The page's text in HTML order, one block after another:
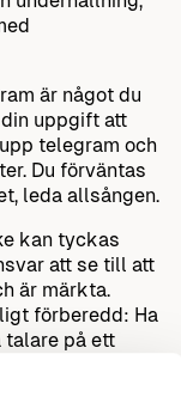
är något du
uppgift att
telegram och
Du förväntas
leda allsången.
kan tyckas
att se till att
är märkta.
förberedd: Ha
talare på ett
Använd din